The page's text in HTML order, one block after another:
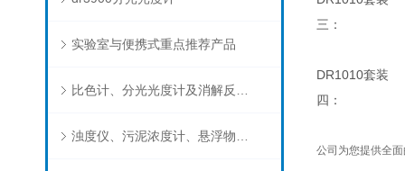
实验室与便携式重点推荐产品
三：
DR1010套装
四：
公司为您提供全